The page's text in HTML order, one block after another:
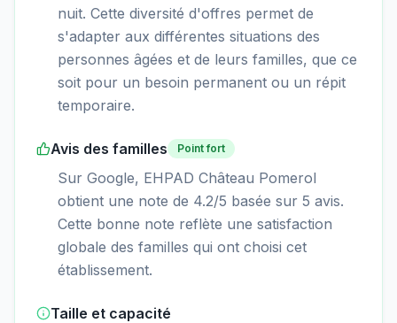
nuit. Cette diversité d'offres permet de
s'adapter aux différentes situations des
personnes âgées et de leurs familles, que ce
soit pour un besoin permanent ou un répit
temporaire.
Avis des familles Point fort
Sur Google, EHPAD Château Pomerol
obtient une note de 4.2/5 basée sur 5 avis.
Cette bonne note reflète une satisfaction
globale des familles qui ont choisi cet
établissement.
Taille et capacité